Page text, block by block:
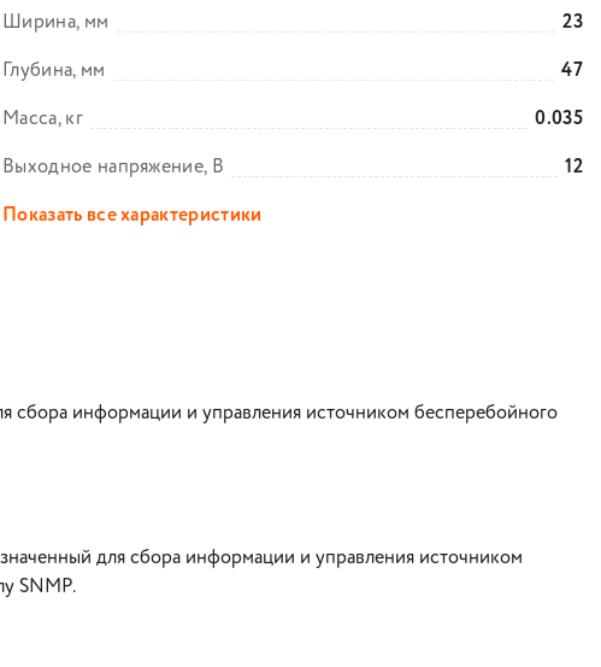
Ширина, мм
23
Глубина, мм
47
Масса, кг
0.035
Выходное напряжение, В
12
Показать все характеристики
сбора информации и управления источником бесперебойного
для сбора информации и управления источником
SNMP.